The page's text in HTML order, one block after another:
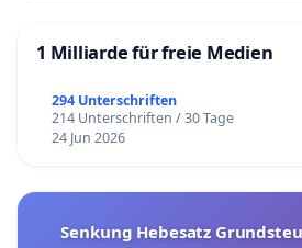
1 Milliarde für freie Medien
294 Unterschriften
214 Unterschriften / 30 Tage
24 Jun 2026
Senkung Hebesatz